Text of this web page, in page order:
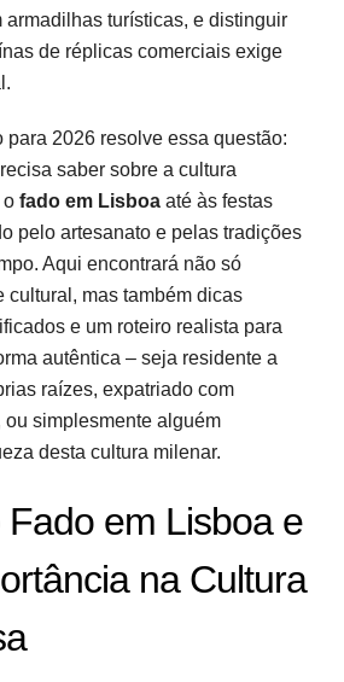
com a Cultura
do Fado
armadilhas turísticas, e distinguir
de réplicas comerciais exige
para 2026 resolve essa questão:
saber sobre a cultura
o fado em Lisboa até às festas
pelo artesanato e pelas tradições
Aqui encontrará não só
cultural, mas também dicas
e um roteiro realista para
autêntica – seja residente a
raízes, expatriado com
simplesmente alguém
desta cultura milenar.
em Lisboa e
na Cultura